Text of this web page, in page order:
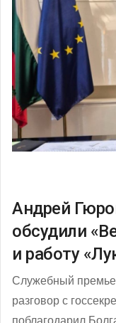
Андрей
обсудили
и работу
Служебный
разговор с